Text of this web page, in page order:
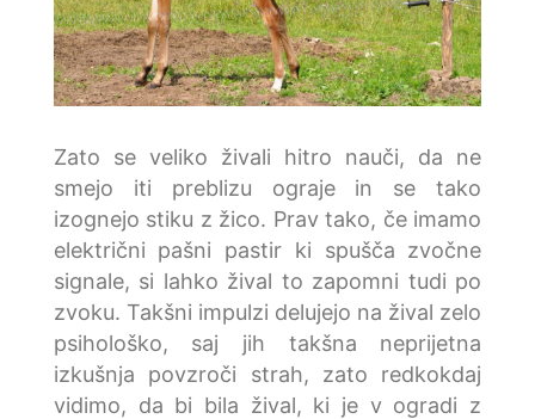
Zato se veliko živali hitro nauči, da ne
smejo iti preblizu ograje in se tako
izognejo stiku z žico. Prav tako, če imamo
električni pašni pastir ki spušča zvočne
signale, si lahko žival to zapomni tudi po
zvoku. Takšni impulzi delujejo na žival zelo
psihološko, saj jih takšna neprijetna
izkušnja povzroči strah, zato redkokdaj
vidimo, da bi bila žival, ki je v ogradi z